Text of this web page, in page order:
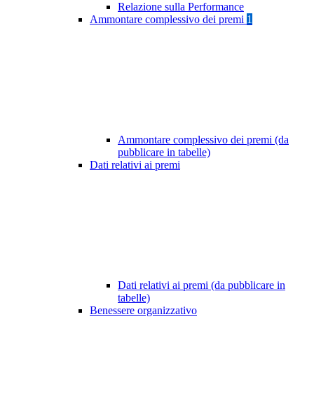
Relazione sulla Performance
Ammontare complessivo dei premi 1
Ammontare complessivo dei premi (da
pubblicare in tabelle)
Dati relativi ai premi
Dati relativi ai premi (da pubblicare in
tabelle)
Benessere organizzativo